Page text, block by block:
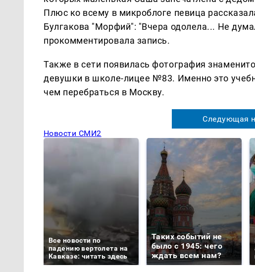
Плюс ко всему в микроблоге певица
Булгакова "Морфий": "Вчера одолела... Не
прокомментировала запись.
Также в сети появилась фотография
девушки в школе-лицее №83. Именно это
чем перебраться в Москву.
Следующая
Новости СМИ2
Все новости по
падению вертолета на
Кавказе: читать здесь
Таких событий не
было с 1945: чего
ждать всем нам?